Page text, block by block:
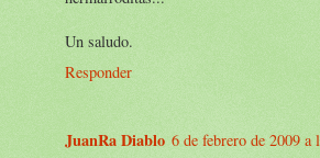
Un saludo.
Responder
JuanRa Diablo 6 de febrero de 2009 a